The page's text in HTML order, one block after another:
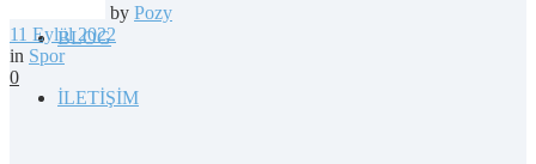
BLOG
İLETİŞİM
by Pozy
11 Eylül 2022
in Spor
0